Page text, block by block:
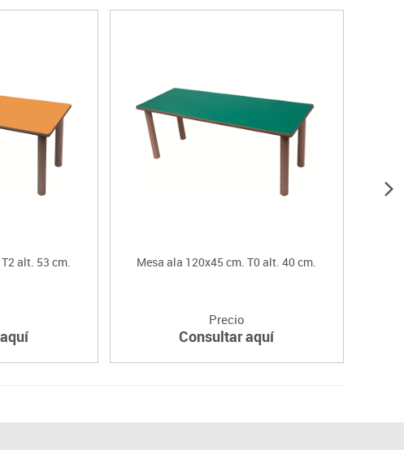
alt. 53 cm. Mesa ala 120x45 cm. T0 alt. 40 cm.
Precio
Consultar aquí